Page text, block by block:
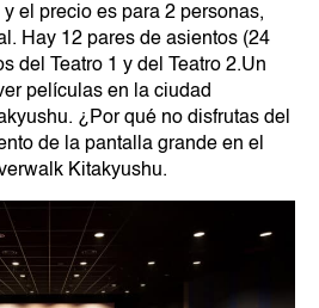
el precio es para 2 personas,
Hay 12 pares de asientos (24
del Teatro 1 y del Teatro 2.Un
películas en la ciudad
¿Por qué no disfrutas del
de la pantalla grande en el
Kitakyushu.